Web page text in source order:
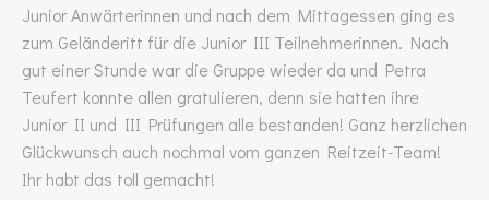
Junior Anwärterinnen und nach dem Mittagessen ging es
zum Geländeritt für die Junior III Teilnehmerinnen. Nach
gut einer Stunde war die Gruppe wieder da und Petra
Teufert konnte allen gratulieren, denn sie hatten ihre
Junior II und III Prüfungen alle bestanden! Ganz herzlichen
Glückwunsch auch nochmal vom ganzen Reitzeit-Team!
Ihr habt das toll gemacht!